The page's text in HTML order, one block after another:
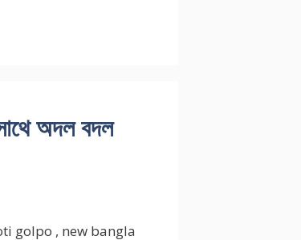
অদল বদল
golpo , new bangla